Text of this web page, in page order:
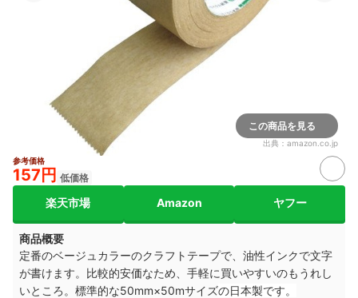
この商品を見る
出典： amazon.co.jp
参考価格
157円 低価格
楽天市場 Amazon ヤフー
商品概要
定番のベージュカラーのクラフトテープで、油性インクで文字
が書けます。比較的安価なため、手軽に買いやすいのもうれし
いところ。標準的な50mm×50mサイズの日本製です。